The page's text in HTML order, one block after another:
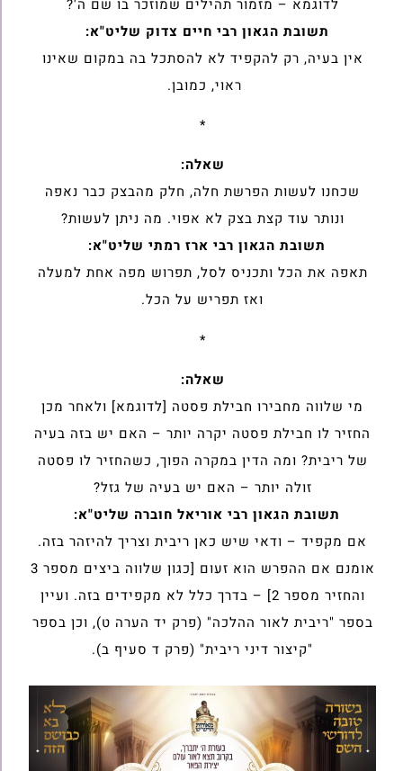
לדוגמא – מזמור ‏תהילים שמוזכר בו שם ה'?
תשובת הגאון רבי חיים צדוק שליט"א:
אין בעיה, רק להקפיד לא להסתכל בה במקום שאינו
ראוי, כמובן. ‏
*
שאלה:
שכחנו לעשות הפרשת חלה, חלק מהבצק כבר נאפה
ונותר עוד קצת בצק לא ‏אפוי. מה ניתן לעשות?
תשובת הגאון רבי ארז רמתי שליט"א:
תאפה את הכל ותכניס לסל, תפרוש מפה אחת למעלה
ואז תפריש על הכל.‏
*
שאלה:
מי שלווה מחבירו חבילת פסטה [לדוגמא] ולאחר מכן
החזיר לו חבילת פסטה ‏יקרה יותר – האם יש בזה בעיה
של ריבית? ומה הדין במקרה הפוך, כשהחזיר ‏לו פסטה
זולה יותר – האם יש בעיה של גזל?
תשובת הגאון רבי אוריאל חוברה שליט"א:
אם מקפיד – ודאי שיש כאן ריבית וצריך להיזהר בזה.
אומנם אם ההפרש הוא ‏זעום [כגון שלווה ביצים מספר 3
והחזיר מספר 2] – בדרך כלל לא מקפידים ‏בזה. ועיין
בספר "ריבית לאור ההלכה" (פרק יד הערה ט), וכן בספר
"קיצור דיני ‏ריבית" (פרק ד סעיף ב).‏